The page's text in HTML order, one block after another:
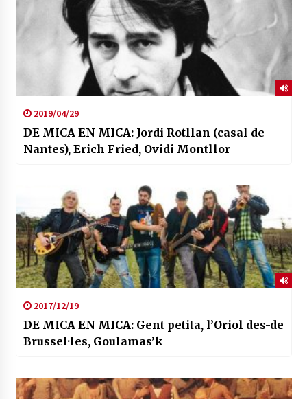
2019/04/29
DE MICA EN MICA: Jordi Rotllan (casal de
Nantes), Erich Fried, Ovidi Montllor
2017/12/19
DE MICA EN MICA: Gent petita, l’Oriol des-de
Brussel·les, Goulamas’k